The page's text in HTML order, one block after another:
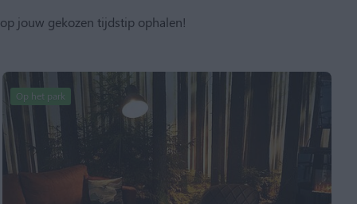
jouw gekozen tijdstip ophalen!
Op het park